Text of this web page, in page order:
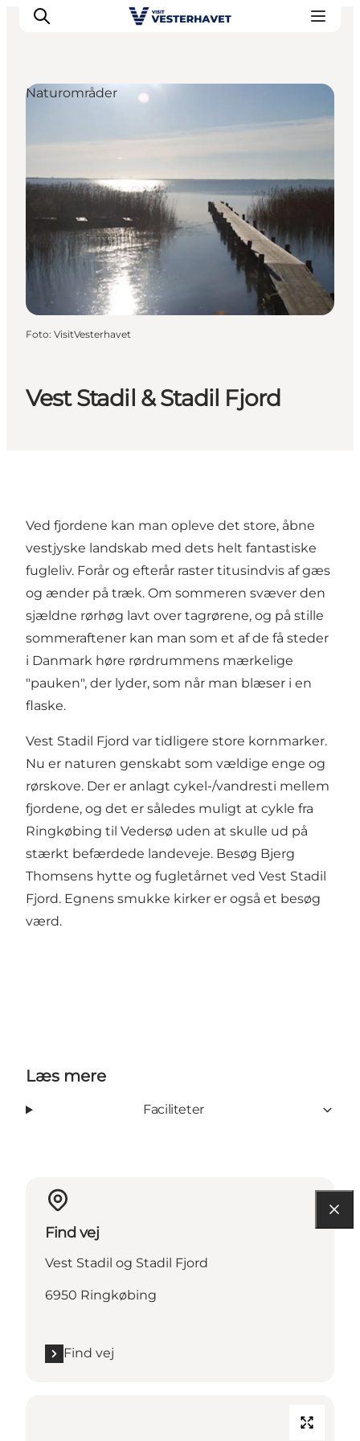
Vores Byer
Mad & Overnatning
Køb billet
Planlæg din ferie
Vest Stadil & Stadil Fjord
Naturområder
Foto: VisitVesterhavet
Ved fjordene kan man opleve det store, åbne
vestjyske landskab med dets helt fantastiske
fugleliv. Forår og efterår raster titusindvis af gæs
og ænder på træk. Om sommeren svæver den
sjældne rørhøg lavt over tagrørene, og på stille
sommeraftener kan man som et af de få steder
i Danmark høre rørdrummens mærkelige
"pauken", der lyder, som når man blæser i en
flaske.
Vest Stadil Fjord var tidligere store kornmarker.
Nu er naturen genskabt som vældige enge og
rørskove. Der er anlagt cykel-/vandresti mellem
fjordene, og det er således muligt at cykle fra
Ringkøbing til Vedersø uden at skulle ud på
stærkt befærdede landeveje. Besøg Bjerg
Thomsens hytte og fugletårnet ved Vest Stadil
Fjord. Egnens smukke kirker er også et besøg
værd.
Læs mere
Faciliteter
Find vej
Vest Stadil og Stadil Fjord
6950 Ringkøbing
Find vej